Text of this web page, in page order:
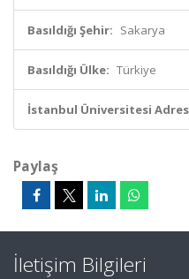
Basıldığı Şehir: Sakarya
Basıldığı Ülke: Türkiye
İstanbul Üniversitesi
Paylaş
İletişim Bilgileri